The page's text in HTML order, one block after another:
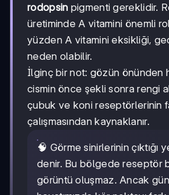
rodopsin pigmenti gereklidir.
üretiminde A vitamini önemli
yüzden A vitamini eksikliği,
neden olabilir.
İlginç bir not: gözün önünden
cismin önce şekli sonra rengi
çubuk ve koni reseptörlerinin
çalışmasından kaynaklanır.
🧠 Görme sinirlerinin çıktığı
denir. Bu bölgede reseptör
görüntü oluşmaz. Ancak